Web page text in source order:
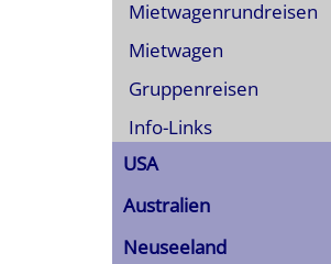
Mietwagenrundreisen
Mietwagen
Gruppenreisen
Info-Links
USA
Australien
Neuseeland